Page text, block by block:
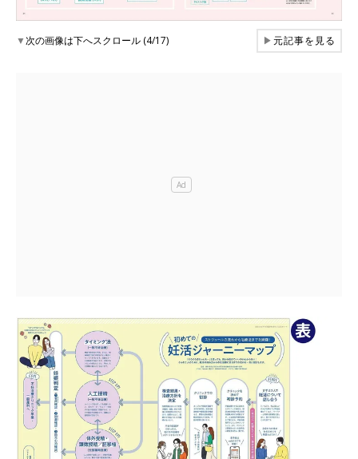
▼次の画像は下へスクロール (4/17) ▶元記事を見る